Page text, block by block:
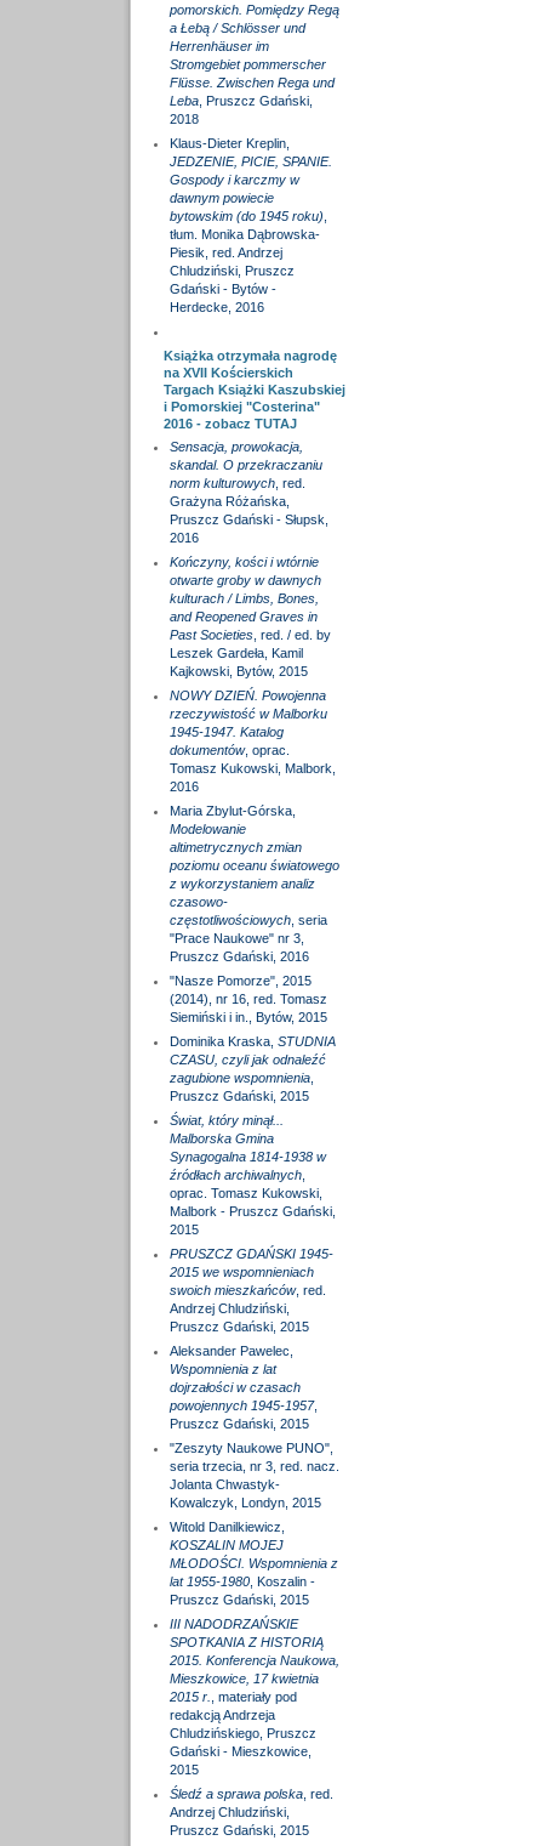
pomorskich. Pomiędzy Regą
a Łebą / Schlösser und
Herrenhäuser im
Stromgebiet pommerscher
Flüsse. Zwischen Rega und
Leba, Pruszcz Gdański,
2018
Klaus-Dieter Kreplin,
JEDZENIE, PICIE, SPANIE.
Gospody i karczmy w
dawnym powiecie
bytowskim (do 1945 roku)
tłum. Monika Dąbrowska-
Piesik, red. Andrzej
Chludziński, Pruszcz
Gdański - Bytów -
Herdecke, 2016
Książka otrzymała nagrodę
na XVII Kościerskich
Targach Książki Kaszubskiej
i Pomorskiej "Costerina"
2016 - zobacz TUTAJ
Sensacja, prowokacja,
skandal. O przekraczaniu
norm kulturowych, red.
Grażyna Różańska,
Pruszcz Gdański - Słupsk,
2016
Kończyny, kości i wtórnie
otwarte groby w dawnych
kulturach / Limbs, Bones,
and Reopened Graves in
Past Societies, red. / ed. by
Leszek Gardeła, Kamil
Kajkowski, Bytów, 2015
NOWY DZIEŃ. Powojenna
rzeczywistość w Malborku
1945-1947. Katalog
dokumentów, oprac.
Tomasz Kukowski, Malbork,
2016
Maria Zbylut-Górska,
Modelowanie
altimetrycznych zmian
poziomu oceanu światowego
z wykorzystaniem analiz
czasowo-
częstotliwościowych, seria
"Prace Naukowe" nr 3,
Pruszcz Gdański, 2016
"Nasze Pomorze", 2015
(2014), nr 16, red. Tomasz
Siemiński i in., Bytów, 2015
Dominika Kraska, STUDNIA
CZASU, czyli jak odnaleźć
zagubione wspomnienia,
Pruszcz Gdański, 2015
Świat, który minął...
Malborska Gmina
Synagogalna 1814-1938 w
źródłach archiwalnych,
oprac. Tomasz Kukowski,
Malbork - Pruszcz Gdański,
2015
PRUSZCZ GDAŃSKI 1945-
2015 we wspomnieniach
swoich mieszkańców, red.
Andrzej Chludziński,
Pruszcz Gdański, 2015
Aleksander Pawelec,
Wspomnienia z lat
dojrzałości w czasach
powojennych 1945-1957,
Pruszcz Gdański, 2015
"Zeszyty Naukowe PUNO",
seria trzecia, nr 3, red. nacz.
Jolanta Chwastyk-
Kowalczyk, Londyn, 2015
Witold Danilkiewicz,
KOSZALIN MOJEJ
MŁODOŚCI. Wspomnienia z
lat 1955-1980, Koszalin -
Pruszcz Gdański, 2015
III NADODRZAŃSKIE
SPOTKANIA Z HISTORIĄ
2015. Konferencja Naukowa,
Mieszkowice, 17 kwietnia
2015 r.
, materiały pod
redakcją Andrzeja
Chludzińskiego, Pruszcz
Gdański - Mieszkowice,
2015
Śledź a sprawa polska, red.
Andrzej Chludziński,
Pruszcz Gdański, 2015